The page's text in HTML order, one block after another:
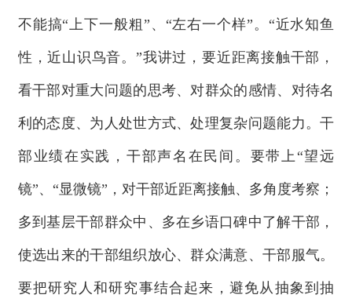
不能搞“上下一般粗”、“左右一个样”。“近水知鱼
性，近山识鸟音。”我讲过，要近距离接触干部，
看干部对重大问题的思考、对群众的感情、对待名
利的态度、为人处世方式、处理复杂问题能力。干
部业绩在实践，干部声名在民间。要带上“望远
镜”、“显微镜”，对干部近距离接触、多角度考察；
多到基层干部群众中、多在乡语口碑中了解干部，
使选出来的干部组织放心、群众满意、干部服气。
要把研究人和研究事结合起来，避免从抽象到抽